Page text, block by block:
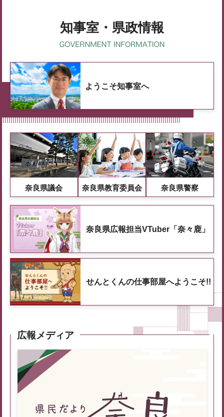
知事室・県政情報
ようこそ知事室へ
奈良県議会 奈良県教育委員会 奈良県警察
奈良県広報担当VTuber「奈々鹿」
せんとくんの仕事部屋へようこそ!!
広報メディア